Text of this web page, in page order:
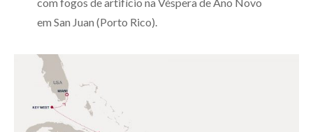
em San Juan (Porto Rico).